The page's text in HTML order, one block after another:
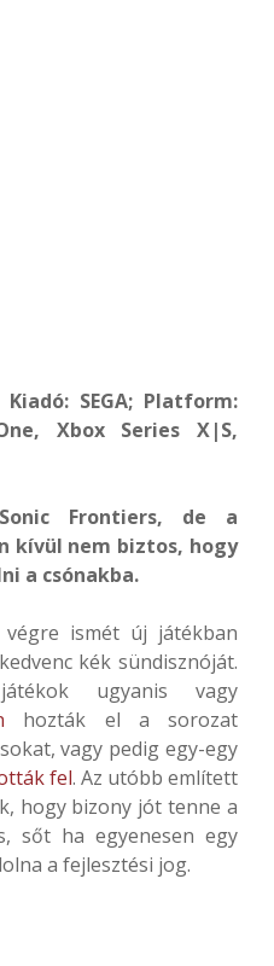
SEGA; Platform:
Xbox Series X|S,
Frontiers, de a
kívül nem biztos, hogy
a csónakba.
ismét új játékban
kék sündisznóját.
ugyanis vagy
hozták el a sorozat
vagy pedig egy-egy
fel. Az utóbb említett
hogy bizony jót tenne a
sőt ha egyenesen egy
a fejlesztési jog.